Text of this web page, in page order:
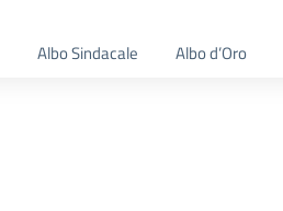
Albo Sindacale Albo d’Oro